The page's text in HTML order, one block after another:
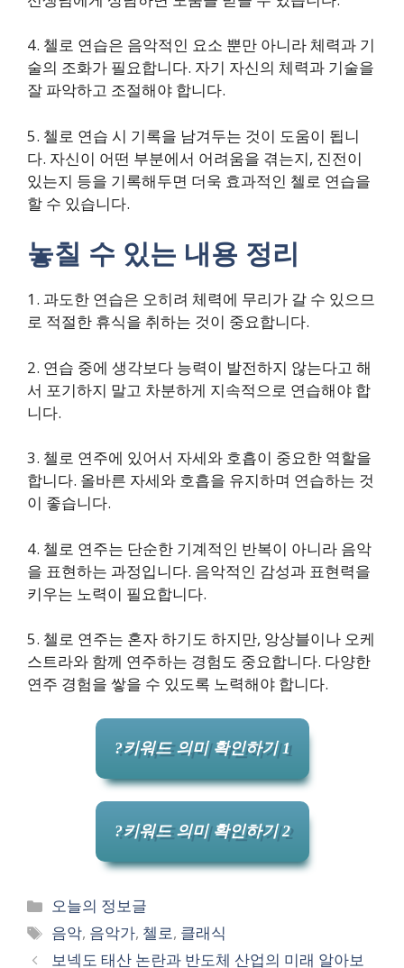
4. 첼로 연습은 음악적인 요소 뿐만 아니라 체력과 기
술의 조화가 필요합니다. 자기 자신의 체력과 기술을
잘 파악하고 조절해야 합니다.
5. 첼로 연습 시 기록을 남겨두는 것이 도움이 됩니
다. 자신이 어떤 부분에서 어려움을 겪는지, 진전이
있는지 등을 기록해두면 더욱 효과적인 첼로 연습을
할 수 있습니다.
놓칠 수 있는 내용 정리
1. 과도한 연습은 오히려 체력에 무리가 갈 수 있으므
로 적절한 휴식을 취하는 것이 중요합니다.
2. 연습 중에 생각보다 능력이 발전하지 않는다고 해
서 포기하지 말고 차분하게 지속적으로 연습해야 합
니다.
3. 첼로 연주에 있어서 자세와 호흡이 중요한 역할을
합니다. 올바른 자세와 호흡을 유지하며 연습하는 것
이 좋습니다.
4. 첼로 연주는 단순한 기계적인 반복이 아니라 음악
을 표현하는 과정입니다. 음악적인 감성과 표현력을
키우는 노력이 필요합니다.
5. 첼로 연주는 혼자 하기도 하지만, 앙상블이나 오케
스트라와 함께 연주하는 경험도 중요합니다. 다양한
연주 경험을 쌓을 수 있도록 노력해야 합니다.
?키워드 의미 확인하기 1
?키워드 의미 확인하기 2
카
테
고
오늘의 정보글
태
그
음악, 음악가, 첼로, 클래식
보넥도 태산 논란과 반도체 산업의 미래 알아보